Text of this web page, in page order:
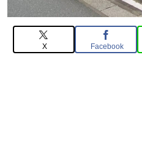
X Facebook